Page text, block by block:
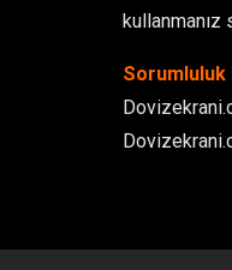
kullanmanız
Sorumluluk